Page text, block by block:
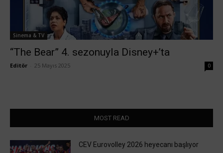
Sinema & TV
“The Bear” 4. sezonuyla Disney+’ta
Editör 25 Mayıs 2025 0
MOST READ
CEV Eurovolley 2026 heyecanı başlıyor